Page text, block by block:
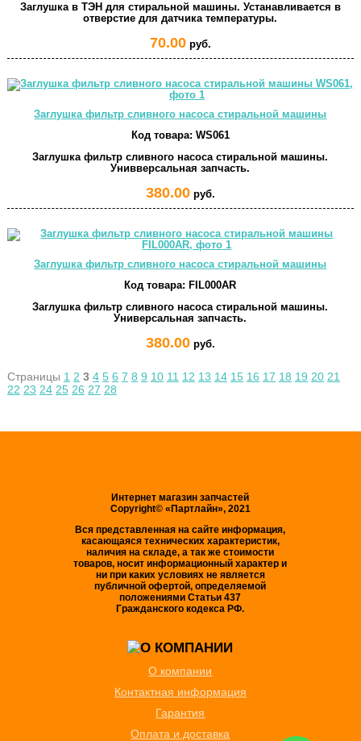
Заглушка в ТЭН для стиральной машины. Устанавливается в
отверстие для датчика температуры.
70.00руб.
Заглушка фильтр сливного насоса стиральной машины
Код товара: WS061
Заглушка фильтр сливного насоса стиральной машины.
Унивверсальная запчасть.
380.00руб.
Заглушка фильтр сливного насоса стиральной машины
Код товара: FIL000AR
Заглушка фильтр сливного насоса стиральной машины.
Универсальная запчасть.
380.00руб.
Страницы 1 2 3 4 5 6 7 8 9 10 11 12 13 14 15 16 17 18 19 20 21
22 23 24 25 26 27 28
Интернет магазин запчастей
Copyright© «Партлайн», 2021
Вся представленная на сайте информация,
касающаяся технических характеристик,
наличия на складе, а так же стоимости
товаров, носит информационный характер и
ни при каких условиях не является
публичной офертой, определяемой
положениями Статьи 437
Гражданского кодекса РФ.
О компании
Контактная информация
Гарантия
Оплата и доставка